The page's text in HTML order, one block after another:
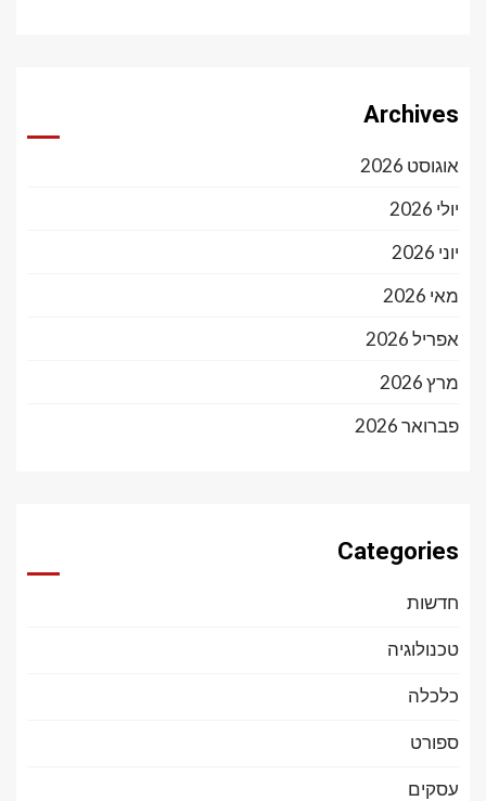
Archives
אוגוסט 2026
יולי 2026
יוני 2026
מאי 2026
אפריל 2026
מרץ 2026
פברואר 2026
Categories
חדשות
טכנולוגיה
כלכלה
ספורט
עסקים